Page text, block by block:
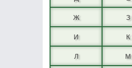
Ж
З
И
К
Л
М